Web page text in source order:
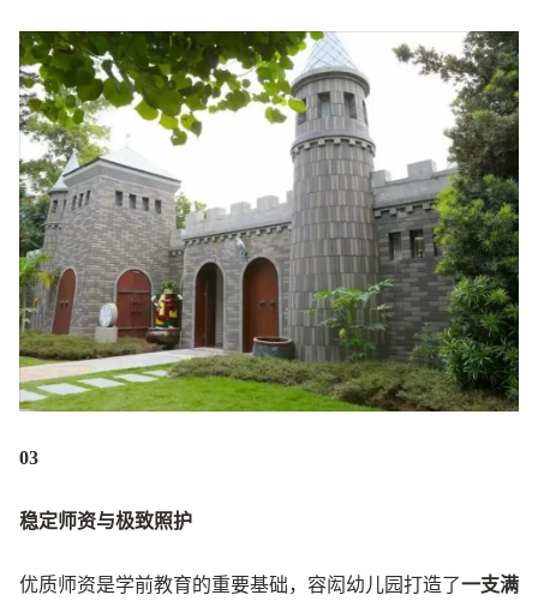
03
稳定师资与极致照护
优质师资是学前教育的重要基础，容闳幼儿园打造了一支满